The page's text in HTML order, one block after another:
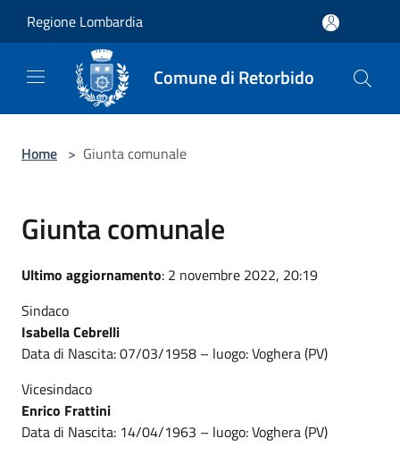
Regione Lombardia
Comune di Retorbido
Home > Giunta comunale
Giunta comunale
Ultimo aggiornamento: 2 novembre 2022, 20:19
Sindaco
Isabella Cebrelli
Data di Nascita: 07/03/1958 – luogo: Voghera (PV)
Vicesindaco
Enrico Frattini
Data di Nascita: 14/04/1963 – luogo: Voghera (PV)